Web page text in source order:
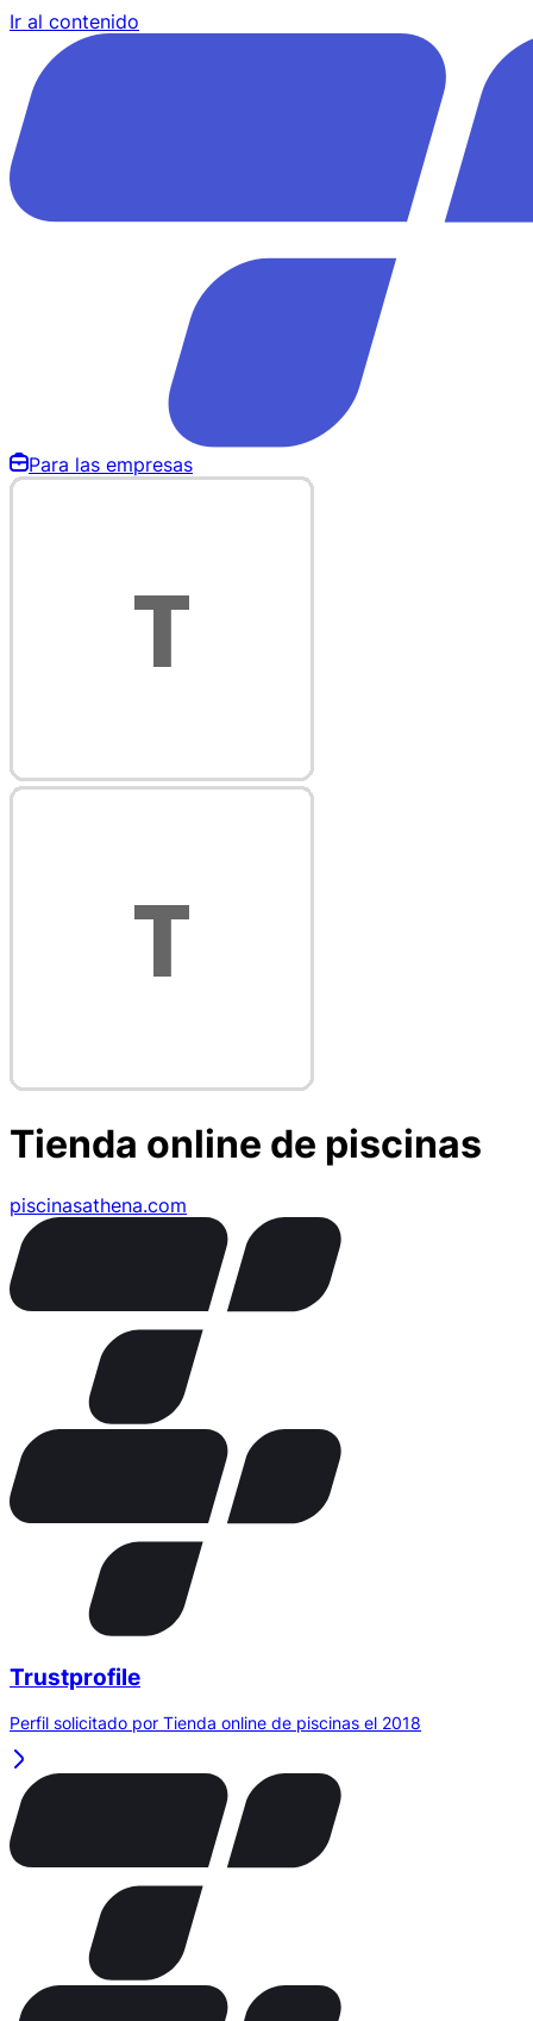
Ir al contenido
Para las empresas
Tienda online de piscinas
piscinasathena.com
Trustprofile
Perfil solicitado por Tienda online de piscinas el 2018